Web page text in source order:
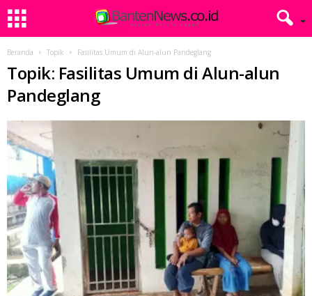
Beranda Topik Fasilitas Umum di Alun-alun Pandeglang
Topik: Fasilitas Umum di Alun-alun
Pandeglang